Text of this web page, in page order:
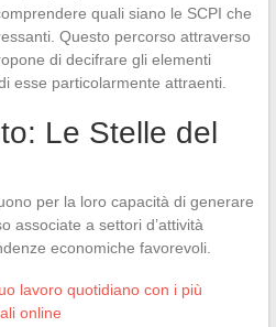
quali siano le SCPI che
Questo percorso attraverso
di decifrare gli elementi
esse particolarmente attraenti.
Le Stelle del
per la loro capacità di generare
associate a settori d’attività
economiche favorevoli.
lavoro quotidiano con i più
online